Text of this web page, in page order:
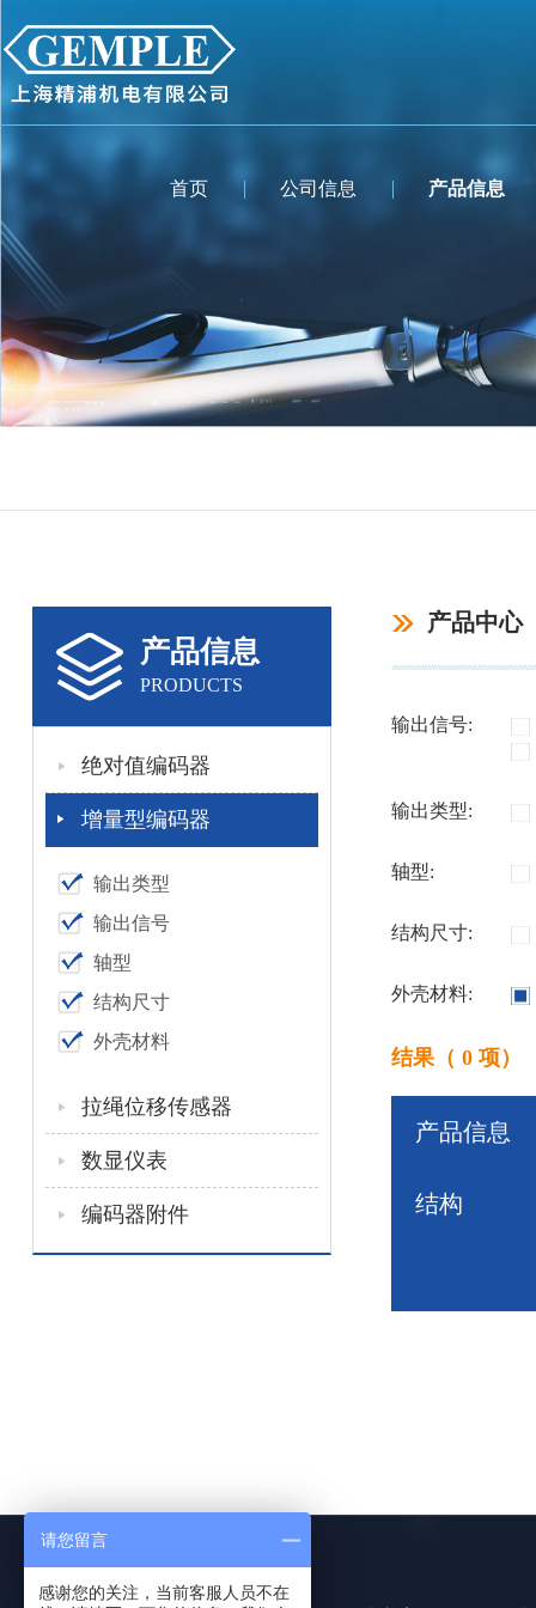
首页 公司信息 产品信息
产品信息
PRODUCTS
绝对值编码器
增量型编码器
输出类型
输出信号
轴型
结构尺寸
外壳材料
拉绳位移传感器
数显仪表
编码器附件
产品中心
输出信号:
输出类型:
轴型:
结构尺寸:
外壳材料:
结果（ 0 项）
产品信息
结构
请您留言
感谢您的关注，当前客服人员不在